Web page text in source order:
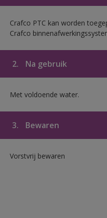
Crafco PTC kan worden
Crafco
2. Na gebruik
Met voldoende water.
3. Bewaren
Vorstvrij bewaren